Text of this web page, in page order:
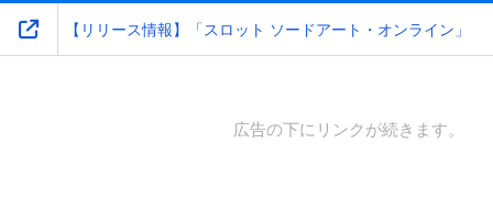
【リリース情報】「スロット ソードアート・オンライン」
広告の下にリンクが続きます。